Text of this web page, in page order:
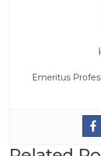
Emeritus